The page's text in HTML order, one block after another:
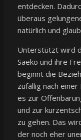
entdecken.
überaus
natürlich und
Unterstützt wird
Saeko und ihre
beginnt die
zufällig nach
es zur
und zur
zu gehen. Das
der noch eher